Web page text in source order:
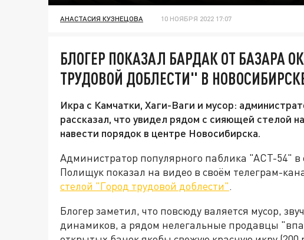
АНАСТАСИЯ КУЗНЕЦОВА 10 НОЯБРЯ 2022 17:07
БЛОГЕР ПОКАЗАЛ БАРДАК ОТ БАЗАРА
ТРУДОВОЙ ДОБЛЕСТИ" В
Икра с Камчатки, Хаги-Ваги и мусор:
рассказал, что увидел рядом с сияющей стелой
навести порядок в центре Новосибирска.
Администратор популярного паблика "АСТ-54"
Полищук показал на видео в своём телеграм-
стелой "Город трудовой доблести".
Блогер заметил, что повсюду валяется мусор,
динамиков, а рядом нелегальные продавцы